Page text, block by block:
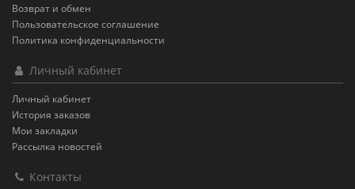
Возврат и обмен
Пользовательское соглашение
Политика конфиденциальности
Личный кабинет
Личный кабинет
История заказов
Мои закладки
Рассылка новостей
Контакты